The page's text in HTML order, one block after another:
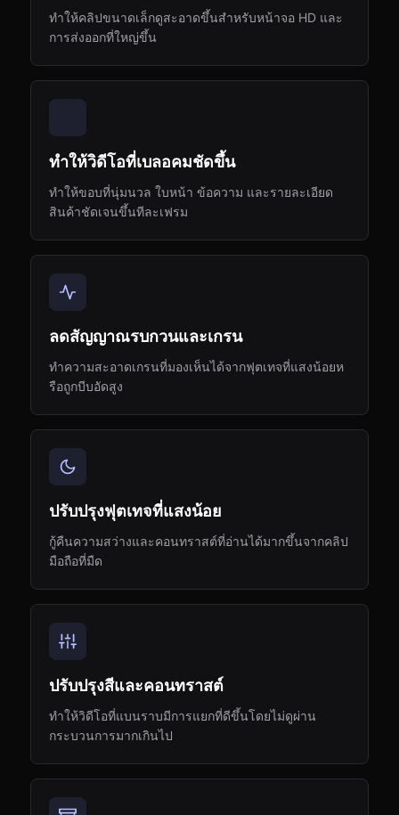
ทำให้คลิปขนาดเล็กดูสะอาดขึ้นสำหรับหน้าจอ HD และ
การส่งออกที่ใหญ่ขึ้น
ทำให้วิดีโอที่เบลอคมชัดขึ้น
ทำให้ขอบที่นุ่มนวล ใบหน้า ข้อความ และรายละเอียด
สินค้าชัดเจนขึ้นทีละเฟรม
ลดสัญญาณรบกวนและเกรน
ทำความสะอาดเกรนที่มองเห็นได้จากฟุตเทจที่แสงน้อยห
รือถูกบีบอัดสูง
ปรับปรุงฟุตเทจที่แสงน้อย
กู้คืนความสว่างและคอนทราสต์ที่อ่านได้มากขึ้นจากคลิป
มือถือที่มืด
ปรับปรุงสีและคอนทราสต์
ทำให้วิดีโอที่แบนราบมีการแยกที่ดีขึ้นโดยไม่ดูผ่าน
กระบวนการมากเกินไป